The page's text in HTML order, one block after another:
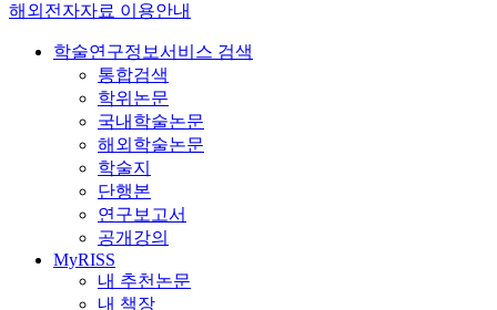
해외전자자료 이용안내
학술연구정보서비스 검색
통합검색
학위논문
국내학술논문
해외학술논문
학술지
단행본
연구보고서
공개강의
MyRISS
내 추천논문
내 책장